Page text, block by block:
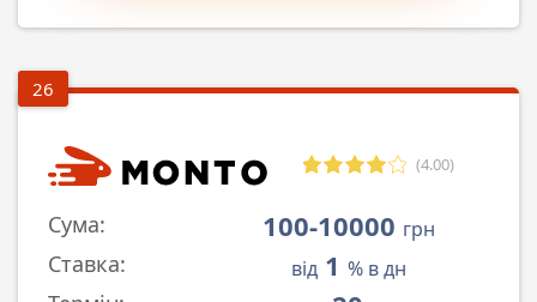
26
(4.00)
Сума: 100-10000 грн
Ставка: від1 % в дн